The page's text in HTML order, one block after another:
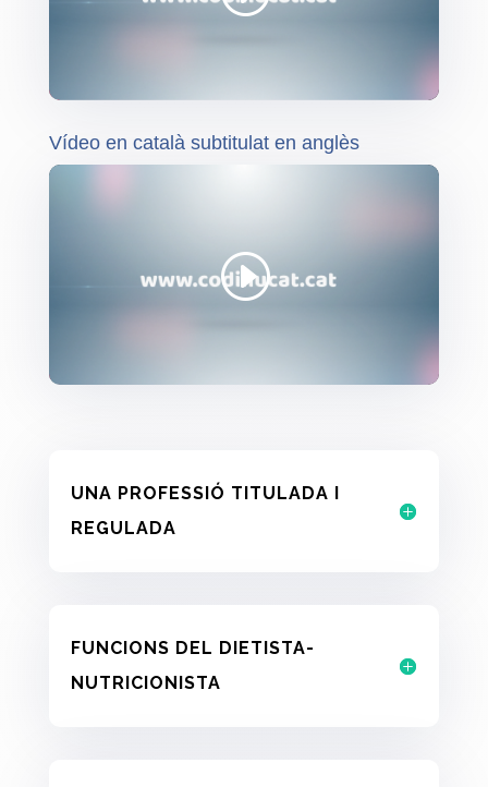
Vídeo en català subtitulat en anglès
UNA PROFESSIÓ TITULADA I
REGULADA
FUNCIONS DEL DIETISTA-
NUTRICIONISTA